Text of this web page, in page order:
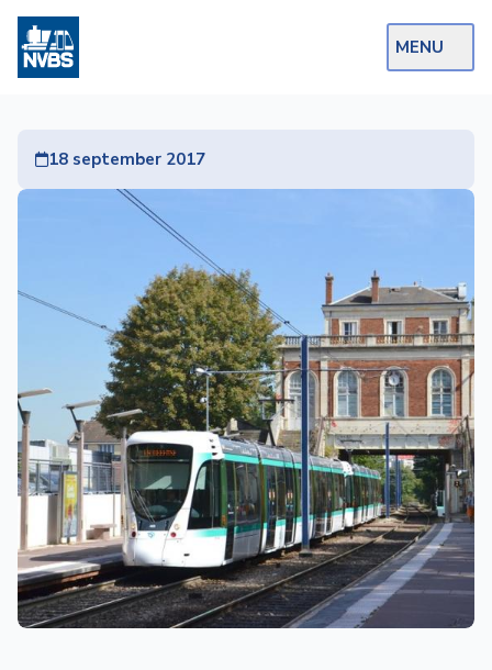
MENU
Op de Rails
Excursies
Ons
aanbod
Over
de
NVBS
Wegwijzer
Mijn
NVBS
18 september 2017